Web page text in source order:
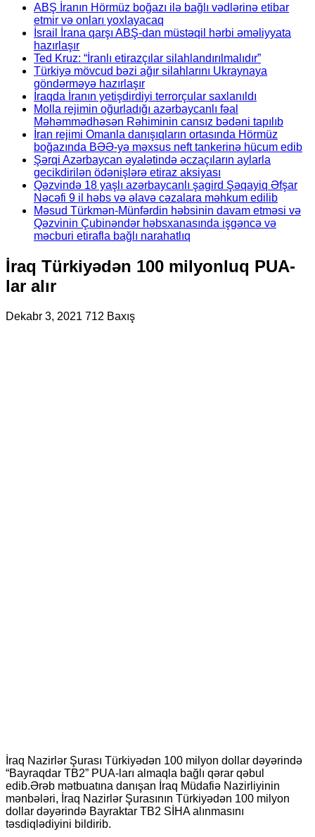
ABŞ İranın Hörmüz boğazı ilə bağlı vədlərinə etibar
etmir və onları yoxlayacaq
İsrail İrana qarşı ABŞ-dan müstəqil hərbi əməliyyata
hazırlaşır
Ted Kruz: “İranlı etirazçılar silahlandırılmalıdır”
Türkiyə mövcud bəzi ağır silahlarını Ukraynaya
göndərməyə hazırlaşır
İraqda İranın yetişdirdiyi terrorçular saxlanıldı
Molla rejimin oğurladığı azərbaycanlı fəal
Məhəmmədhəsən Rəhiminin cansız bədəni tapılıb
İran rejimi Omanla danışıqların ortasında Hörmüz
boğazında BƏƏ-yə məxsus neft tankerinə hücum edib
Şərqi Azərbaycan əyalətində əczaçıların aylarla
gecikdirilən ödənişlərə etiraz aksiyası
Qəzvində 18 yaşlı azərbaycanlı şagird Şəqayiq Əfşar
Nəcəfi 9 il həbs və əlavə cəzalara məhkum edilib
Məsud Türkmən-Münfərdin həbsinin davam etməsi və
Qəzvinin Çubinəndər həbsxanasında işgəncə və
məcburi etirafla bağlı narahatlıq
İraq Türkiyədən 100 milyonluq PUA-
lar alır
Dekabr 3, 2021 712 Baxış
İraq Nazirlər Şurası Türkiyədən 100 milyon dollar dəyərində
“Bayraqdar TB2” PUA-ları almaqla bağlı qərar qəbul
edib.Ərəb mətbuatına danışan İraq Müdafiə Nazirliyinin
mənbələri, İraq Nazirlər Şurasının Türkiyədən 100 milyon
dollar dəyərində Bayraktar TB2 SİHA alınmasını
təsdiqlədiyini bildirib.